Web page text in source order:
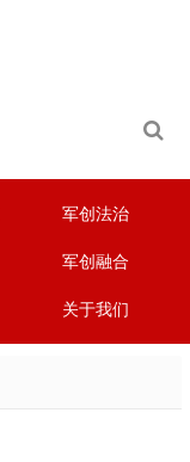
军创法治
军创融合
关于我们